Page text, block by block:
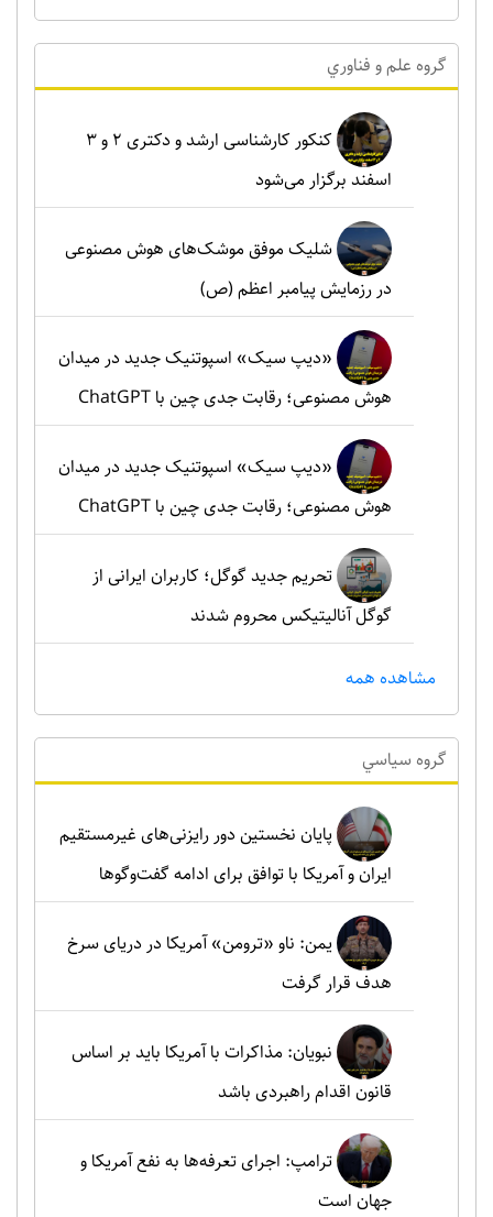
گروه علم و فناوري
کنکور کارشناسی ارشد و دکتری ۲ و ۳
اسفند برگزار می‌شود
شلیک موفق موشک‌های هوش مصنوعی
در رزمایش پیامبر اعظم (ص)
«دیپ سیک» اسپوتنیک جدید در میدان
هوش مصنوعی؛ رقابت جدی چین با ChatGPT
«دیپ سیک» اسپوتنیک جدید در میدان
هوش مصنوعی؛ رقابت جدی چین با ChatGPT
تحریم جدید گوگل؛ کاربران ایرانی از
گوگل آنالیتیکس محروم شدند
مشاهده همه
گروه سياسي
پایان نخستین دور رایزنی‌های غیرمستقیم
ایران و آمریکا با توافق برای ادامه گفت‌وگوها
یمن: ناو «ترومن» آمریکا در دریای سرخ
هدف قرار گرفت
نبویان: مذاکرات با آمریکا باید بر اساس
قانون اقدام راهبردی باشد
ترامپ: اجرای تعرفه‌ها به نفع آمریکا و
جهان است